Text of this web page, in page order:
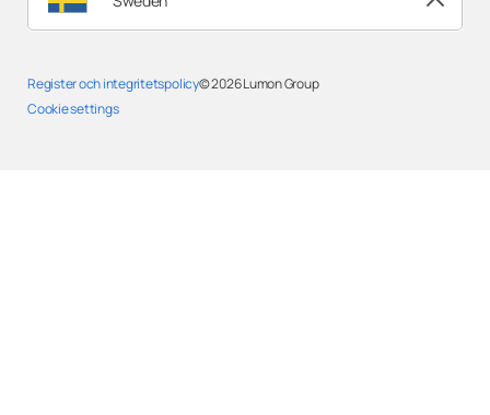
Register och integritetspolicy
Cookie settings
© 2026Lumon Group